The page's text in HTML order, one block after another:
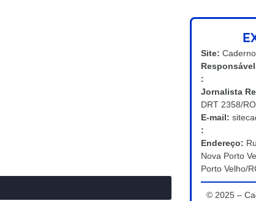
Site:
:
Jornalista
DRT 2358/RO
E-mail:
:
Endereço:
Nova Porto
Porto Velho/
© 2025 –